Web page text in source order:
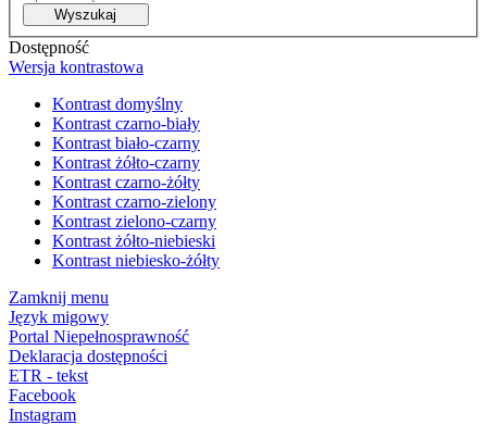
Wyszukaj
Dostępność
Wersja kontrastowa
Kontrast domyślny
Kontrast czarno-biały
Kontrast biało-czarny
Kontrast żółto-czarny
Kontrast czarno-żółty
Kontrast czarno-zielony
Kontrast zielono-czarny
Kontrast żółto-niebieski
Kontrast niebiesko-żółty
Zamknij menu
Język migowy
Portal Niepełnosprawność
Deklaracja dostępności
ETR - tekst
Facebook
Instagram